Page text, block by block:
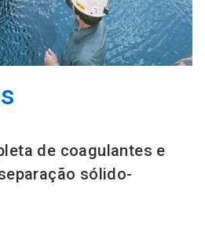
de coagulantes e
sólido-